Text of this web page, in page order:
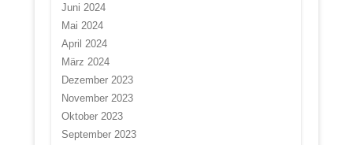
Juni 2024
Mai 2024
April 2024
März 2024
Dezember 2023
November 2023
Oktober 2023
September 2023